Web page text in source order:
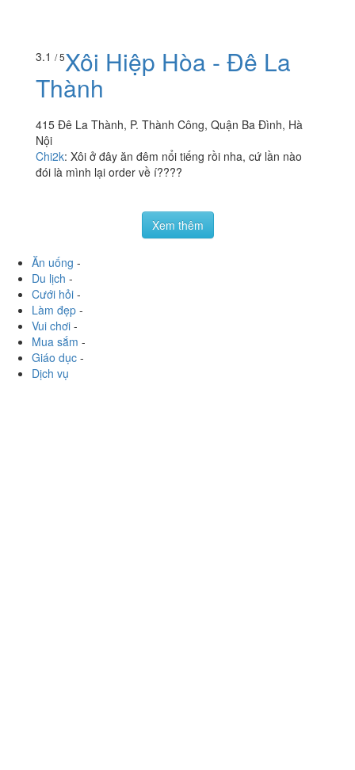
3.1 / 5Xôi Hiệp Hòa - Đê La
Thành
415 Đê La Thành, P. Thành Công, Quận Ba Đình, Hà
Nội
Chi2k: Xôi ở đây ăn đêm nổi tiếng rồi nha, cứ lần nào
đói là mình lại order về í????
Xem thêm
Ăn uống -
Du lịch -
Cưới hỏi -
Làm đẹp -
Vui chơi -
Mua sắm -
Giáo dục -
Dịch vụ